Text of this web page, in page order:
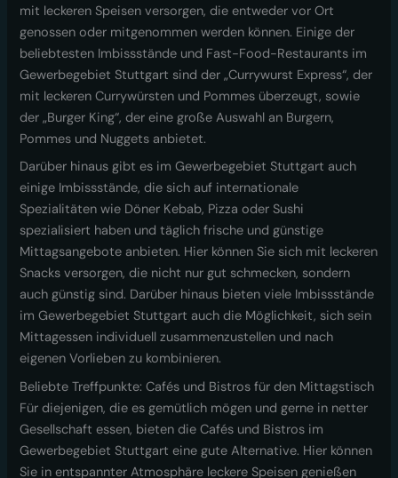
mit leckeren Speisen versorgen, die entweder vor Ort
genossen oder mitgenommen werden können. Einige der
beliebtesten Imbissstände und Fast-Food-Restaurants im
Gewerbegebiet Stuttgart sind der „Currywurst Express“, der
mit leckeren Currywürsten und Pommes überzeugt, sowie
der „Burger King“, der eine große Auswahl an Burgern,
Pommes und Nuggets anbietet.
Darüber hinaus gibt es im Gewerbegebiet Stuttgart auch
einige Imbissstände, die sich auf internationale
Spezialitäten wie Döner Kebab, Pizza oder Sushi
spezialisiert haben und täglich frische und günstige
Mittagsangebote anbieten. Hier können Sie sich mit leckeren
Snacks versorgen, die nicht nur gut schmecken, sondern
auch günstig sind. Darüber hinaus bieten viele Imbissstände
im Gewerbegebiet Stuttgart auch die Möglichkeit, sich sein
Mittagessen individuell zusammenzustellen und nach
eigenen Vorlieben zu kombinieren.
Beliebte Treffpunkte: Cafés und Bistros für den Mittagstisch
Für diejenigen, die es gemütlich mögen und gerne in netter
Gesellschaft essen, bieten die Cafés und Bistros im
Gewerbegebiet Stuttgart eine gute Alternative. Hier können
Sie in entspannter Atmosphäre leckere Speisen genießen